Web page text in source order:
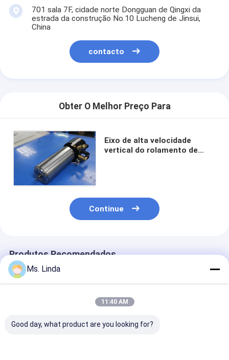
701 sala 7F, cidade norte Dongguan de Qingxi da
estrada da construção No.10 Lucheng de Jinsui,
China
contacto
Obter O Melhor Preço Para
Eixo de alta velocidade
vertical do rolamento de
Continue
Produtos Recomendados
Ms. Linda
11:40 AM
Good day, what product are you looking for?